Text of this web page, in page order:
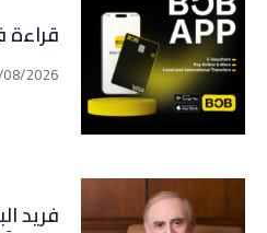
2026
فريد